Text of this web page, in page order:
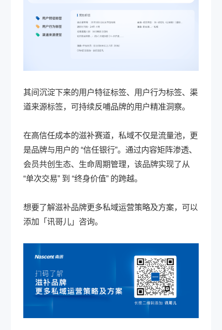
其间沉淀下来的用户特征标签、用户行为标签、渠
道来源标签，可持续反哺品牌的用户精准洞察。
在高信任成本的滋补赛道，私域不仅是流量池，更
是品牌与用户的 “信任银行”。通过内容矩阵渗透、
会员共创生态、生命周期管理，该品牌实现了从
“单次交易” 到 “终身价值” 的跨越。
想要了解滋补品牌更多私域运营策略及方案，可以
添加「讯哥儿」咨询。